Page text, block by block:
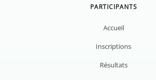
PARTICIPANTS
Accueil
Inscriptions
Résultats